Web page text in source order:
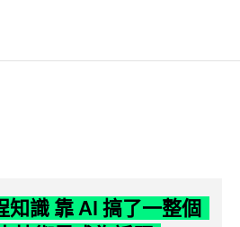
知識 靠 AI 搞了一整個